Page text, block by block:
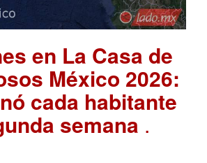
en La Casa de
México 2026:
cada habitante
semana .